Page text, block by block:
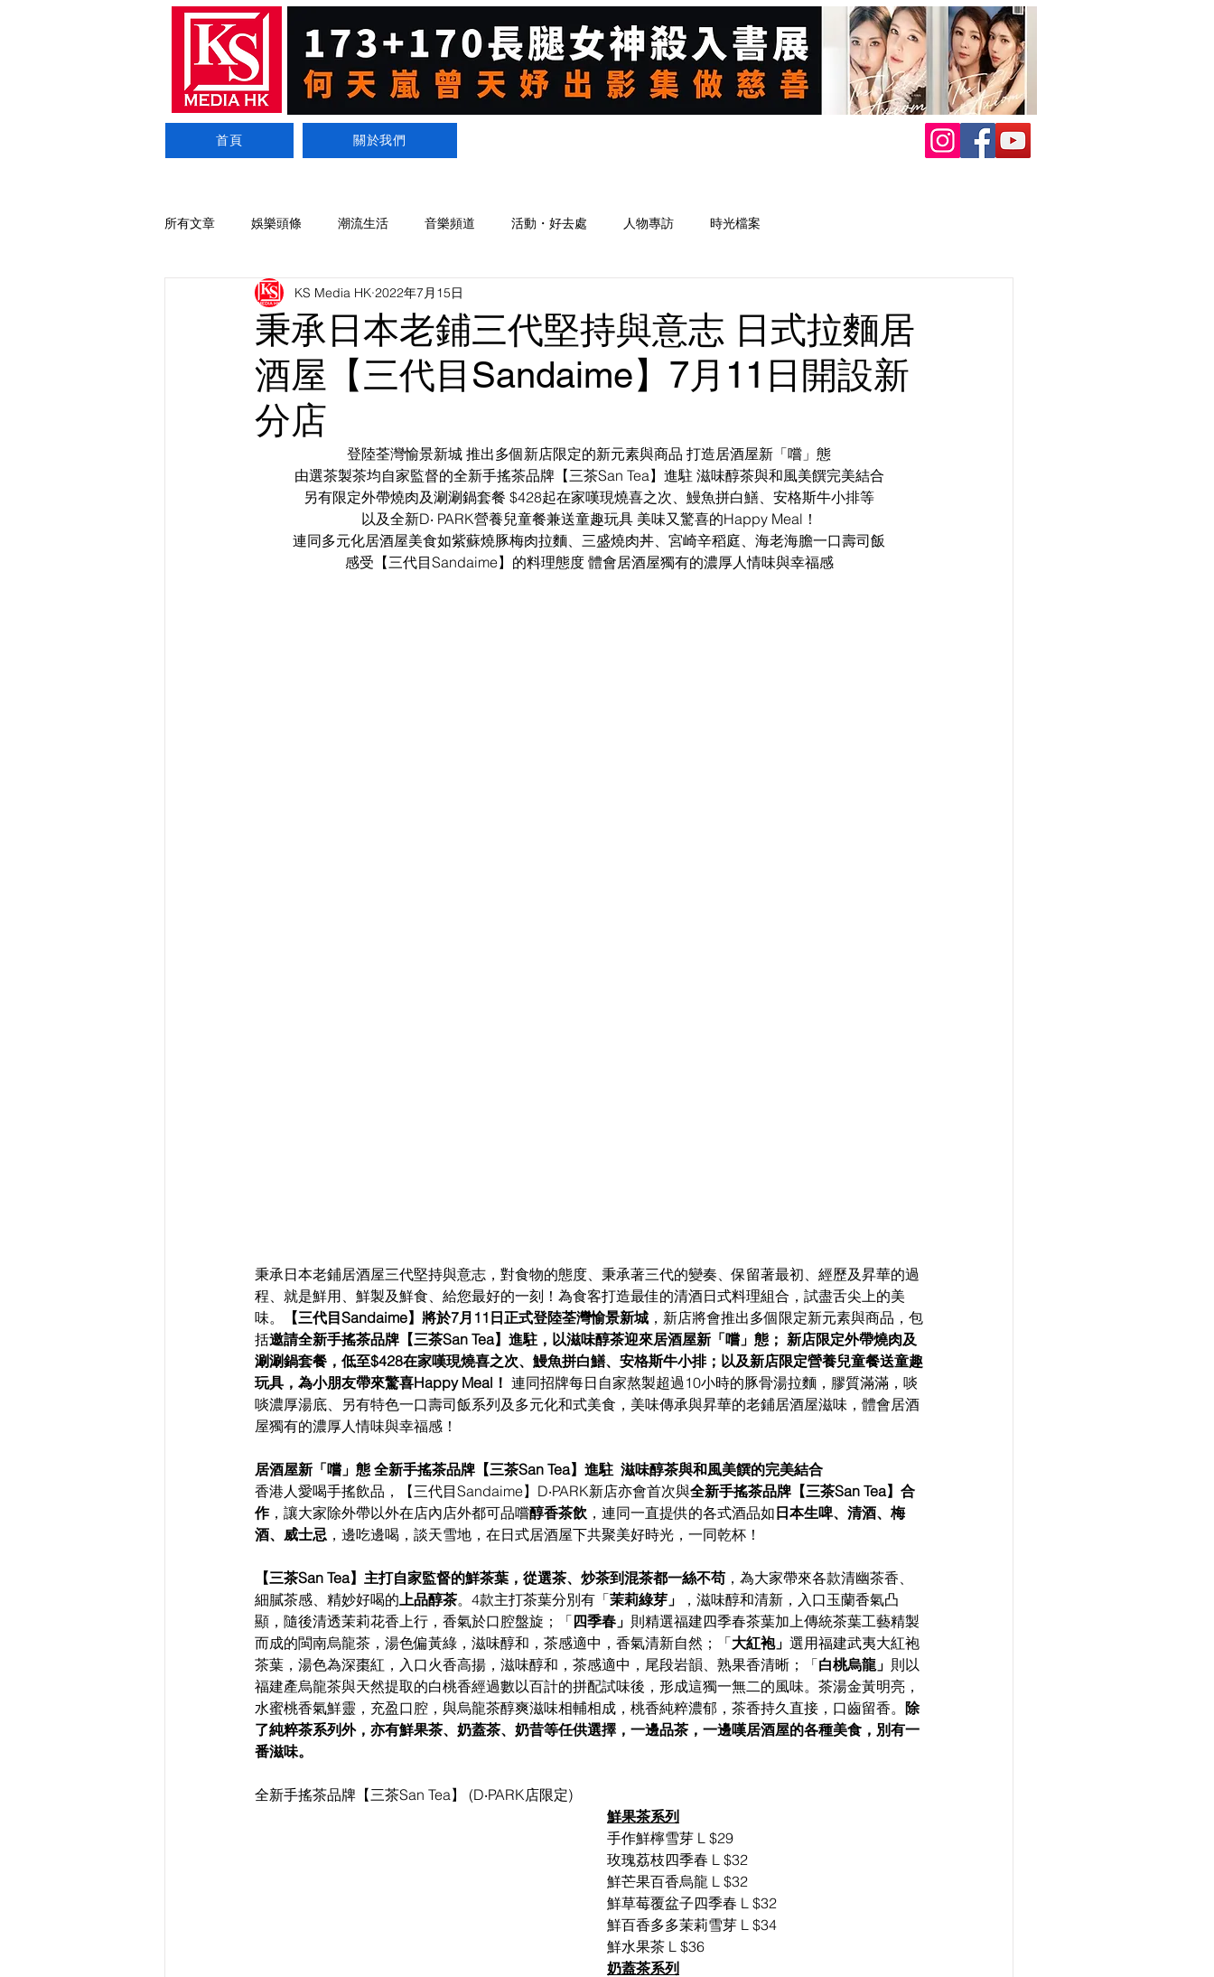
首頁 關於我們
所有文章 娛樂頭條 潮流生活 音樂頻道 活動・好去處 人物專訪 時光檔案
秉承日本老鋪三代堅持與意志 日式拉麵居
酒屋【三代目Sandaime】7月11日開設新
分店
KS Media HK 2022年7月15日
登陸荃灣愉景新城 推出多個新店限定的新元素與商品 打造居酒屋新「嚐」態
由選茶製茶均自家監督的全新手搖茶品牌【三茶San Tea】進駐 滋味醇茶與和風美饌完美結合
另有限定外帶燒肉及涮涮鍋套餐 $428起在家嘆現燒喜之次、鰻魚拼白鱔、安格斯牛小排等
以及全新D‧ PARK營養兒童餐兼送童趣玩具 美味又驚喜的Happy Meal！
連同多元化居酒屋美食如紫蘇燒豚梅肉拉麵、三盛燒肉丼、宮崎辛稻庭、海老海膽一口壽司飯
感受【三代目Sandaime】的料理態度 體會居酒屋獨有的濃厚人情味與幸福感
秉承日本老鋪居酒屋三代堅持與意志，對食物的態度、秉承著三代的變奏、保留著最初、經歷及昇華的過
程、就是鮮用、鮮製及鮮食、給您最好的一刻！為食客打造最佳的清酒日式料理組合，試盡舌尖上的美
味。
【三代目Sandaime】將於7月11日正式登陸荃灣愉景新城 ，新店將會推出多個限定新元素與商品，包
括邀請全新手搖茶品牌【三茶San Tea】進駐，以滋味醇茶迎來居酒屋新「嚐」態； 新店限定外帶燒肉及
涮涮鍋套餐，低至$428在家嘆現燒喜之次、鰻魚拼白鱔、安格斯牛小排；以及新店限定營養兒童餐送童趣
玩具，為小朋友帶來驚喜Happy Meal！ 連同招牌每日自家熬製超過10小時的豚骨湯拉麵，膠質滿滿，啖
啖濃厚湯底、另有特色一口壽司飯系列及多元化和式美食，美味傳承與昇華的老鋪居酒屋滋味，體會居酒
屋獨有的濃厚人情味與幸福感！
居酒屋新「嚐」態 全新手搖茶品牌【三茶San Tea】進駐  滋味醇茶與和風美饌的完美結合
香港人愛喝手搖飲品，【三代目Sandaime】D‧PARK新店亦會首次與全新手搖茶品牌【三茶San Tea】合
作，讓大家除外帶以外在店內店外都可品嚐醇香茶飲 ，連同一直提供的各式酒品如 日本生啤、清酒、梅
酒、威士忌 ，邊吃邊喝，談天雪地，在日式居酒屋下共聚美好時光，一同乾杯！
【三茶San Tea】主打自家監督的鮮茶葉，從選茶、炒茶到混茶都一絲不苟 ，為大家帶來各款清幽茶香、
細膩茶感、精妙好喝的上品醇茶。4款主打茶葉分別有「茉莉綠芽」
，滋味醇和清新，入口玉蘭香氣凸
顯，隨後清透茉莉花香上行，香氣於口腔盤旋；「四季春」 則精選福建四季春茶葉加上傳統茶葉工藝精製
而成的閩南烏龍茶，湯色偏黃綠，滋味醇和，茶感適中，香氣清新自然；「大紅袍」 選用福建武夷大紅袍
茶葉，湯色為深棗紅，入口火香高揚，滋味醇和，茶感適中，尾段岩韻、熟果香清晰；「白桃烏龍」 則以
福建產烏龍茶與天然提取的白桃香經過數以百計的拼配試味後，形成這獨一無二的風味。茶湯金黃明亮，
水蜜桃香氣鮮靈，充盈口腔，與烏龍茶醇爽滋味相輔相成，桃香純粹濃郁，茶香持久直接，口齒留香。 除
了純粹茶系列外，亦有鮮果茶、奶蓋茶、奶昔等任供選擇，一邊品茶，一邊嘆居酒屋的各種美食，別有一
番滋味。
全新手搖茶品牌【三茶San Tea】 (D‧PARK店限定)
鮮果茶系列
手作鮮檸雪芽 L $29
玫瑰荔枝四季春 L $32
鮮芒果百香烏龍 L $32
鮮草莓覆盆子四季春 L $32
鮮百香多多茉莉雪芽 L $34
鮮水果茶 L $36
奶蓋茶系列